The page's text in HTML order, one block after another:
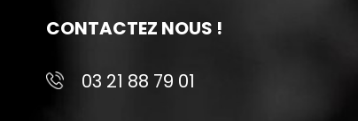
CONTACTEZ NOUS !
03 21 88 79 01